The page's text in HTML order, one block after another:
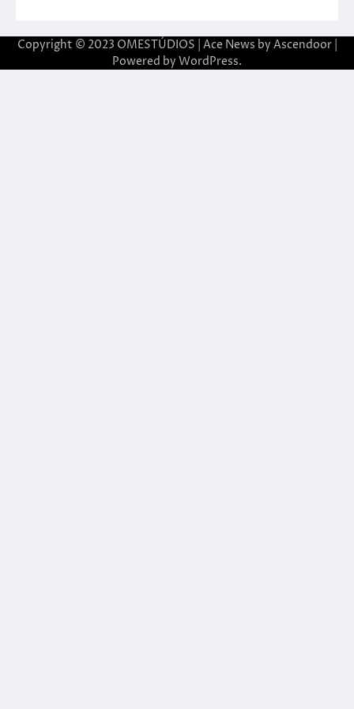
Copyright © 2023 OMESTÚDIOS | Ace News by Ascendoor|
Powered by WordPress.